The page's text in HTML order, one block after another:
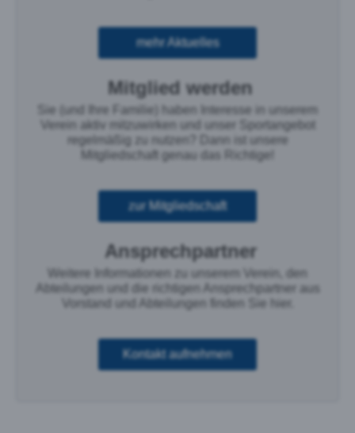
mehr Aktuelles
Mitglied werden
Sie (und Ihre Familie) haben Interesse in unserem
Verein aktiv mitzuwirken und unser Sportangebot
regelmäßig zu nutzen? Dann ist unsere
Mitgliedschaft genau das Richtige!
zur Mitgliedschaft
Ansprechpartner
Weitere Informationen zu unserem Verein, den
Abteilungen und die richtigen Ansprechpartner aus
Vorstand und Abteilungen finden Sie hier.
Kontakt aufnehmen